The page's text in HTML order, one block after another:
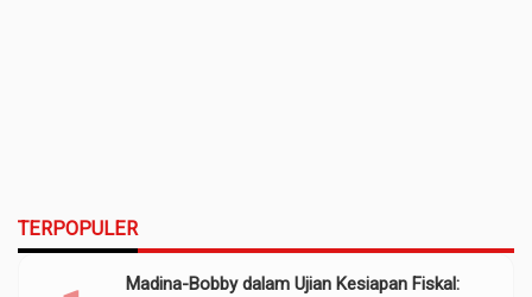
TERPOPULER
Madina-Bobby dalam Ujian Kesiapan Fiskal: